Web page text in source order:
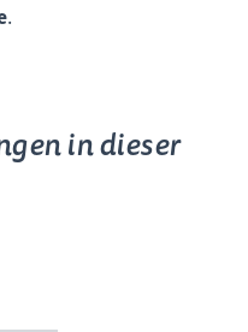
.
in dieser